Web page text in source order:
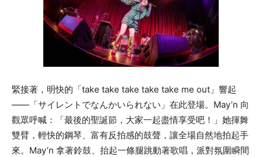
緊接著，明快的「take take take take take me out」響起
——「サイレントでなんかいられない」在此登場。May’n 向
觀眾呼喊：「最後的聖誕節，大家一起盡情享受吧！」她揮舞
雙臂，輕快的鋼琴、富有反拍感的鼓聲，讓全場自然地拍起手
來。May’n 拿著鈴鼓、抬起一條腿跳動著歌唱，派對氛圍瞬間